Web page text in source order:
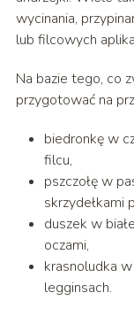
wycinania,
lub filcowych
Na bazie tego, co
przygotować na
biedronkę w
filcu,
pszczołę w
skrzydełkami
duszek w
oczami,
krasnoludka
legginsach.